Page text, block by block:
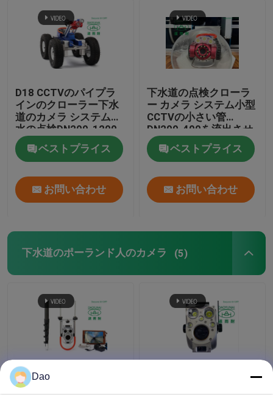
CIPPパッチ修理
トレンチレスのパイプラインの構造
トレンチレスの技術トレーニング
管の包装業者
ウォーター ジェットのクリーニングのノズル
膨らませられるパイププラグ
排水ポンプ
D18 CCTVのパイプラ
インのクローラー下水
道のカメラ システム排
水の点検DN200-1200
ベストプライス
お問い合わせ
下水道の点検クローラ
ー カメラ システム小型
CCTVの小さい管
DN200-400を流出させ
なさい
ベストプライス
お問い合わせ
下水道のポーランド人のカメラ (5)
下水道の検査システム
D16sの無線電信のため
望遠鏡のマンホールの
Dao